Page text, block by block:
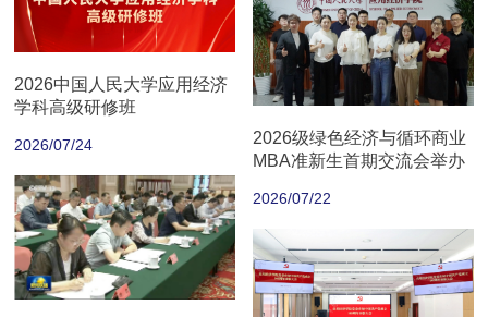
2026中国人民大学应用经济
学科高级研修班
2026/07/24
2026级绿色经济与循环商业
MBA准新生首期交流会举办
2026/07/22